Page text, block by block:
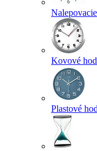
Kovové
Plastové